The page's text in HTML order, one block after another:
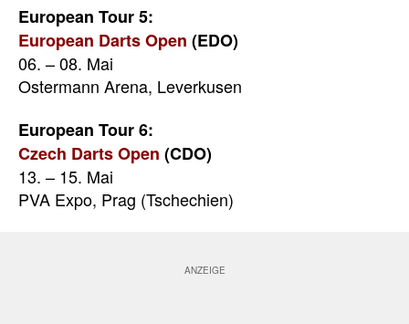
European Tour 5:
European Darts Open (EDO)
06. – 08. Mai
Ostermann Arena, Leverkusen
European Tour 6:
Czech Darts Open (CDO)
13. – 15. Mai
PVA Expo, Prag (Tschechien)